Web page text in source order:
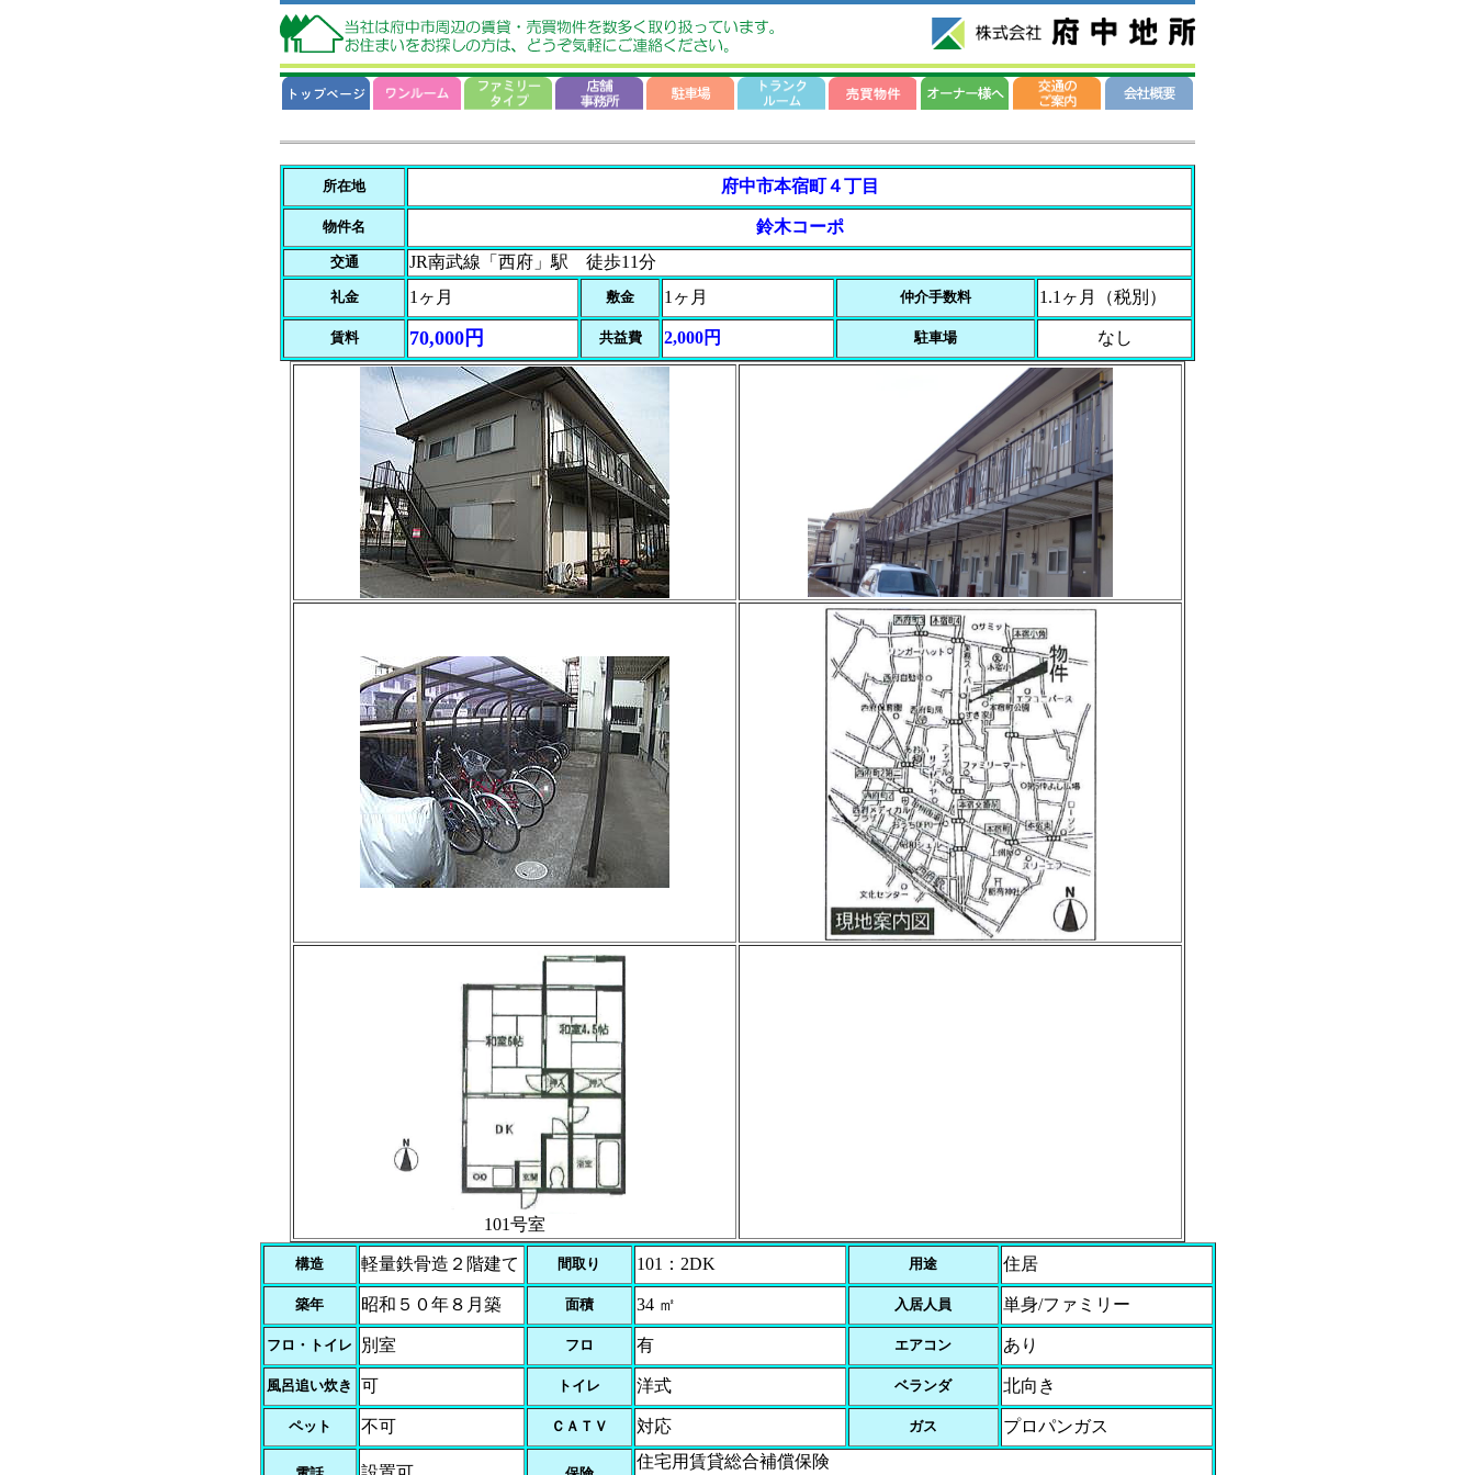
所在地 府中市本宿町４丁目
物件名 鈴木コーポ
交通 JR南武線「西府」駅 徒歩11分
礼金 1ヶ月 敷金 1ヶ月 仲介手数料 1.1ヶ月（税別）
賃料 70,000円 共益費 2,000円 駐車場 なし
101号室
構造 軽量鉄骨造２階建て 間取り 101：2DK 用途 住居
築年 昭和５０年８月築 面積 34 ㎡ 入居人員 単身/ファミリー
フロ・トイレ 別室 フロ 有 エアコン あり
風呂追い炊き 可 トイレ 洋式 ベランダ 北向き
ペット 不可 ＣＡＴＶ 対応 ガス プロパンガス
住宅用賃貸総合補償保険